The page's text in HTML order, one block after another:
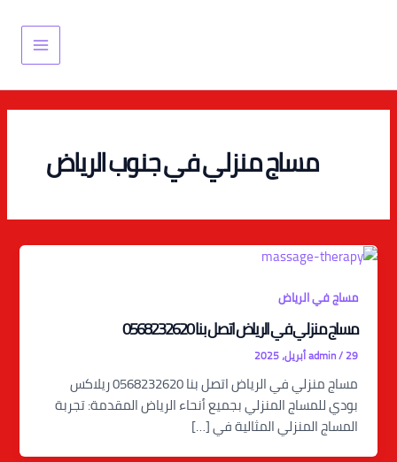
Main
Menu
مساج منزلي في جنوب الرياض
مساج في الرياض
مساج منزلي في الرياض اتصل بنا 0568232620
admin/29 أبريل، 2025
مساج منزلي في الرياض اتصل بنا 0568232620 ريلاكس
بودي للمساج المنزلي بجميع أنحاء الرياض المقدمة: تجربة
المساج المنزلي المثالية في […]